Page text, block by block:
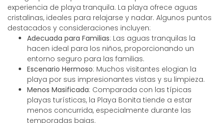
experiencia de playa tranquila. La playa ofrece aguas
cristalinas, ideales para relajarse y nadar. Algunos puntos
destacados y consideraciones incluyen:
Adecuada para Familias: Las aguas tranquilas la
hacen ideal para los niños, proporcionando un
entorno seguro para las familias.
Escenario Hermoso: Muchos visitantes elogian la
playa por sus impresionantes vistas y su limpieza.
Menos Masificada: Comparada con las típicas
playas turísticas, la Playa Bonita tiende a estar
menos concurrida, especialmente durante las
temporadas bajas.